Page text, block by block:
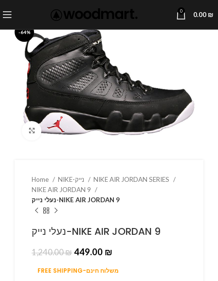
0 0.00 ₪
-64%
Click to enlarge
Home
NIKE AIR JORDAN SERIES
NIKE AIR JORDAN 9
נעלי נייק-NIKE AIR JORDAN 9
נעלי נייק-NIKE AIR JORDAN 9
1,240.00₪ 449.00 ₪
FREE SHIPPING-משלוח חינם